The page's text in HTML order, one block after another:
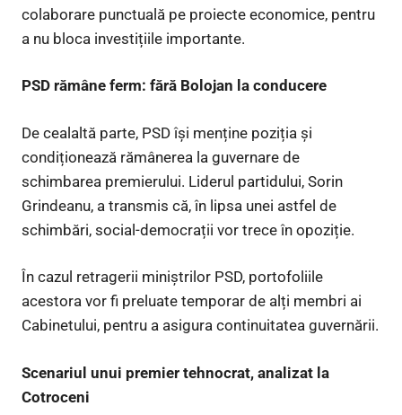
colaborare punctuală pe proiecte economice, pentru
a nu bloca investițiile importante.
PSD rămâne ferm: fără Bolojan la conducere
De cealaltă parte, PSD își menține poziția și
condiționează rămânerea la guvernare de
schimbarea premierului. Liderul partidului, Sorin
Grindeanu, a transmis că, în lipsa unei astfel de
schimbări, social-democrații vor trece în opoziție.
În cazul retragerii miniștrilor PSD, portofoliile
acestora vor fi preluate temporar de alți membri ai
Cabinetului, pentru a asigura continuitatea guvernării.
Scenariul unui premier tehnocrat, analizat la
Cotroceni